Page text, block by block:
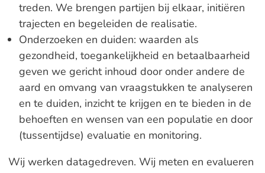
treden. We brengen partijen bij elkaar, initiëren
trajecten en begeleiden de realisatie.
Onderzoeken en duiden: waarden als
gezondheid, toegankelijkheid en betaalbaarheid
geven we gericht inhoud door onder andere de
aard en omvang van vraagstukken te analyseren
en te duiden, inzicht te krijgen en te bieden in de
behoeften en wensen van een populatie en door
(tussentijdse) evaluatie en monitoring.
Wij werken datagedreven. Wij meten en evalueren